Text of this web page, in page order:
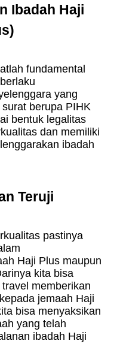
Ibadah Haji
fundamental
yang
berupa PIHK
bentuk legalitas
dan memiliki
ibadah
Teruji
pastinya
Haji Plus maupun
kita bisa
memberikan
jemaah Haji
bisa menyaksikan
yang telah
ibadah Haji